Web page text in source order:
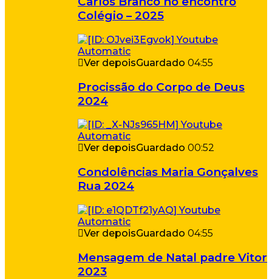
Colégio – 2025
Ver depoisGuardado 04:55
Procissão do Corpo de Deus
2024
Ver depoisGuardado 00:52
Condolências Maria Gonçalves
Rua 2024
Ver depoisGuardado 04:55
Mensagem de Natal padre Vitor
2023